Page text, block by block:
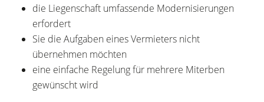
die Liegenschaft umfassende Modernisierungen
erfordert
Sie die Aufgaben eines Vermieters nicht
übernehmen möchten
eine einfache Regelung für mehrere Miterben
gewünscht wird